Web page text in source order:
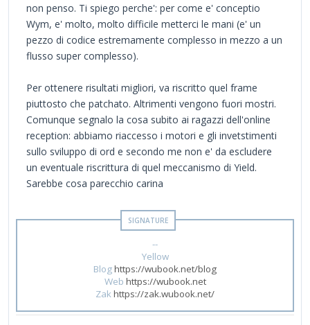
non penso. Ti spiego perche': per come e' conceptio
Wym, e' molto, molto difficile metterci le mani (e' un
pezzo di codice estremamente complesso in mezzo a un
flusso super complesso).
Per ottenere risultati migliori, va riscritto quel frame
piuttosto che patchato. Altrimenti vengono fuori mostri.
Comunque segnalo la cosa subito ai ragazzi dell'online
reception: abbiamo riaccesso i motori e gli invetstimenti
sullo sviluppo di ord e secondo me non e' da escludere
un eventuale riscrittura di quel meccanismo di Yield.
Sarebbe cosa parecchio carina
--
Yellow
Bloghttps://wubook.net/blog
Web https://wubook.net
Zakhttps://zak.wubook.net/